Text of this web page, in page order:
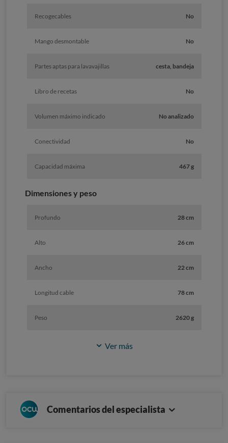
Recogecables No
Mango desmontable No
Partes aptas para lavavajillas cesta, bandeja
Libro de recetas No
Volumen máximo indicado No analizado
Conectividad No
Capacidad máxima 467 g
Dimensiones y peso
Profundo 28 cm
Alto 26 cm
Ancho 22 cm
Longitud cable 78 cm
Peso 2620 g
Ver más
Comentarios del especialista